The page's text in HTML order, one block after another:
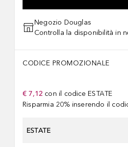
Negozio Douglas
Controlla la disponibilità in
CODICE PROMOZIONALE
€ 7,12 con il codice ESTATE
Risparmia 20% inserendo il
ESTATE